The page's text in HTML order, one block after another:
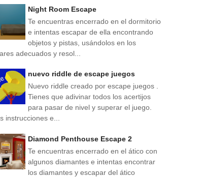
Night Room Escape
Te encuentras encerrado en el dormitorio
e intentas escapar de ella encontrando
objetos y pistas, usándolos en los
adecuados y resol...
nuevo riddle de escape juegos
Nuevo riddle creado por escape juegos .
Tienes que adivinar todos los acertijos
para pasar de nivel y superar el juego.
instrucciones e...
Diamond Penthouse Escape 2
Te encuentras encerrado en el ático con
algunos diamantes e intentas encontrar
los diamantes y escapar del ático